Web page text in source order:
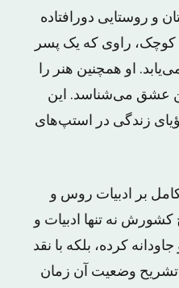
و روستایی دورافتاده
کوچک، راوی که یک پسر
او همچنین هنر را
عشق می‌شناسد. این
رؤیای زندگی در استپ‌های
بر ادبیات روس و
کشورش نه تنها ادبیات و
کرده، بلکه با نقد
تشریح وضعیت آن زمان